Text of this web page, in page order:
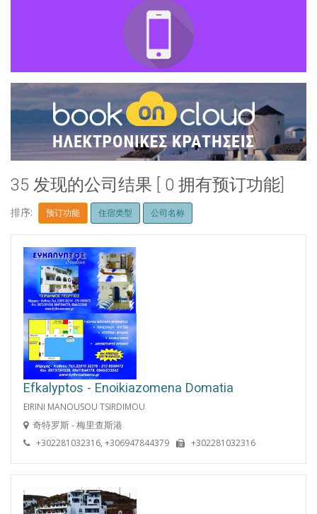
35 发现的公司结果 [ 0 拥有预订功能]
排序: 预订功能 住宿类型 公司名称
Efkalyptos - Enoikiazomena Domatia
EIRINI MANOUSOU TSIRDIMOU
奇特罗斯 - 梅里查斯港
+302281032316, +306947844379 +302281032316